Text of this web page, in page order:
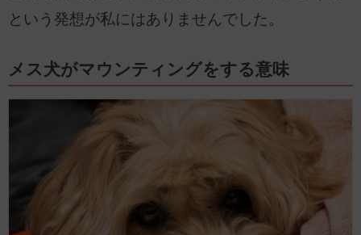
という発想が私にはありませんでした。
メス犬がマウンティングをする意味